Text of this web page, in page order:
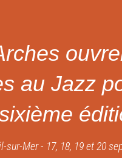
au Jazz
sur-Mer - 17, 18, 19 et 20